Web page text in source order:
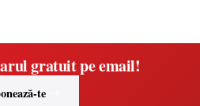
gratuit pe email!
te